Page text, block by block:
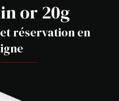
or 20g
réservation en